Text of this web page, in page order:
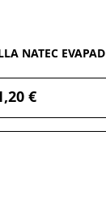
NATEC EVAPAD
€